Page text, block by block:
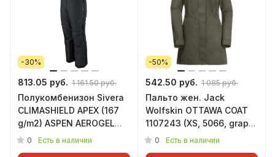
-30%
813.05 руб. 1 161.50 руб.
Полукомбенизон Sivera
CLIMASHIELD APEX (167
g/m2) ASPEN AEROGEL
Инта Про П (чёрный,
0 Есть в наличии
-50%
542.50 руб. 1 085 руб.
Пальто жен. Jack
Wolfskin OTTAWA COAT
1107243 (XS, 5066, grape
leaf)
0 Есть в наличии